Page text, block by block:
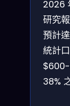
2026
研究
預計
統計
38%